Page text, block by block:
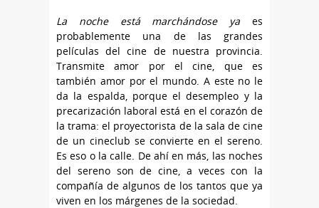
La noche está marchándose ya es
probablemente una de las grandes
películas del cine de nuestra provincia.
Transmite amor por el cine, que es
también amor por el mundo. A este no le
da la espalda, porque el desempleo y la
precarización laboral está en el corazón de
la trama: el proyectorista de la sala de cine
de un cineclub se convierte en el sereno.
Es eso o la calle. De ahí en más, las noches
del sereno son de cine, a veces con la
compañía de algunos de los tantos que ya
viven en los márgenes de la sociedad.